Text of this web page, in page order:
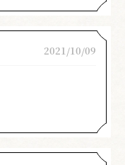
2021/10/09